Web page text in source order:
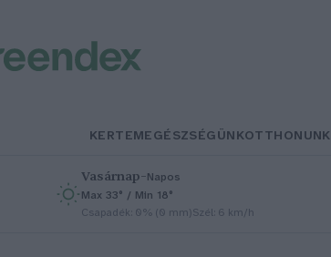
KERTEMEGÉSZSÉGÜNKOTTHONUNK
Vasárnap–Napos
Max 33° / Min 18°
Csapadék: 0% (0 mm)Szél: 6 km/h